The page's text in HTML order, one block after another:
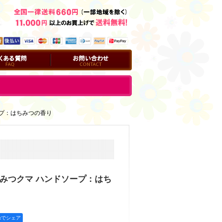
お問い合わせ
：はちみつの香り
つクマ ハンドソープ：はち
シェア